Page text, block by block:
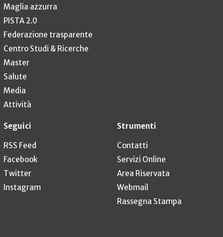
Maglia azzurra
PISTA 2.0
Federazione trasparente
Centro Studi & Ricerche
Master
Salute
Media
Attività
Seguici
RSS Feed
Facebook
Twitter
Instagram
Strumenti
Contatti
Servizi Online
Area Riservata
Webmail
Rassegna Stampa